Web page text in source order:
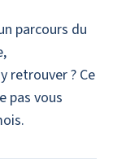
parcours du
retrouver ? Ce
pas vous